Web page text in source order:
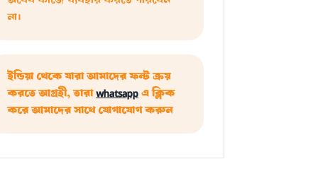
না।
ইন্ডিয়া থেকে যারা আমাদের ফন্ট ক্রয়
করতে আগ্রহী, তারাwhatsappএ ক্লিক
করে আমাদের সাথে যোগাযোগ করুন